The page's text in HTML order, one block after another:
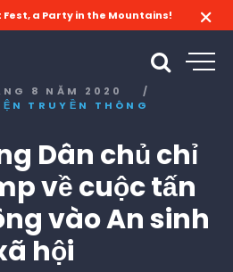
Fest, a Party in the Mountains!
8 NĂM 2020
/
TRUYỀN THÔNG
Dân chủ chỉ
về cuộc tấn
vào An sinh
hội